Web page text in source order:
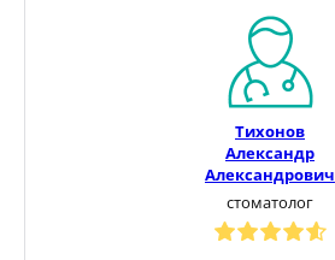
Тихонов
Александр
Александрович
стоматолог